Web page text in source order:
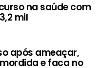
na saúde com
mil
após ameaçar,
e faca no